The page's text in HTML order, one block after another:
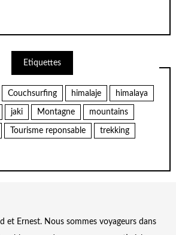
Etiquettes
Couchsurfing himalaje himalaya
jaki Montagne mountains
Tourisme reponsable trekking
et Ernest. Nous sommes voyageurs dans